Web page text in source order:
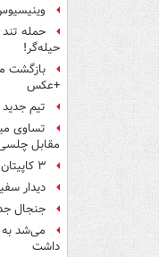
حمله تند
حیله‌گر!
بازگشت
+عکس
تیم
تساوی
مقابل
۳ کاپیتان ایران بدون پیشنهاد بزرگ
دیدار
جنجال
می‌شد به
داشت